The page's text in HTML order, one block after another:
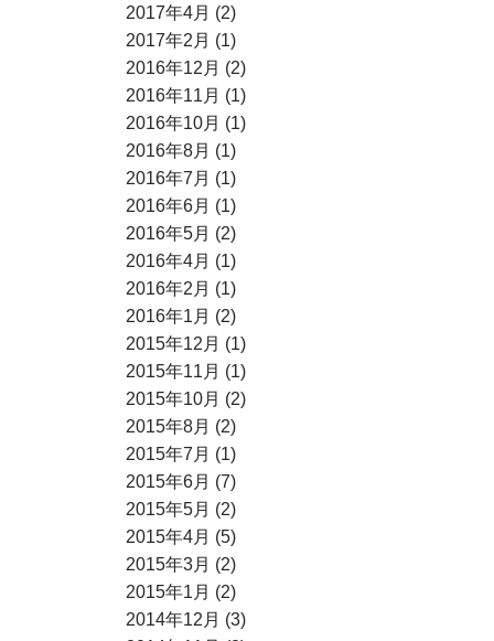
2017年4月 (2)
2017年2月 (1)
2016年12月 (2)
2016年11月 (1)
2016年10月 (1)
2016年8月 (1)
2016年7月 (1)
2016年6月 (1)
2016年5月 (2)
2016年4月 (1)
2016年2月 (1)
2016年1月 (2)
2015年12月 (1)
2015年11月 (1)
2015年10月 (2)
2015年8月 (2)
2015年7月 (1)
2015年6月 (7)
2015年5月 (2)
2015年4月 (5)
2015年3月 (2)
2015年1月 (2)
2014年12月 (3)